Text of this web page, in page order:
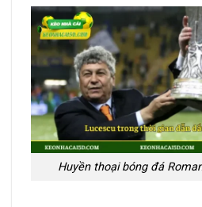
Huyền thoại bóng đá